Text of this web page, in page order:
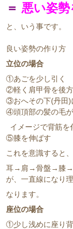
＝ 悪い姿
と、いう事です。
良い姿勢の作り方
立位の場合
①あごを少し引く
②軽く肩甲骨を後
③おへその下(丹田)
④頭頂部の髪の毛
イメージで背筋を
⑤膝を伸ばす
これを意識すると、
耳→肩→骨盤→膝→
が、一直線になり
なります。
座位の場合
①少し浅めに座り